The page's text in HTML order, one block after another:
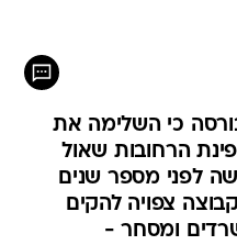
כי השלימה את
הרחובות שאול
לפני מספר שנים
צפויה להקים
ומסחר -